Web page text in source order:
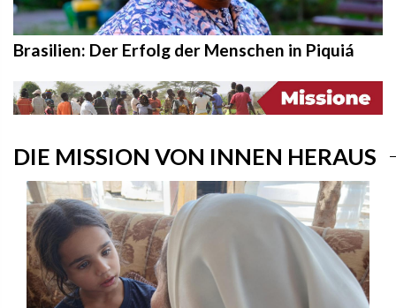
Brasilien: Der Erfolg der Menschen in Piquiá
DIE MISSION VON INNEN HERAUS